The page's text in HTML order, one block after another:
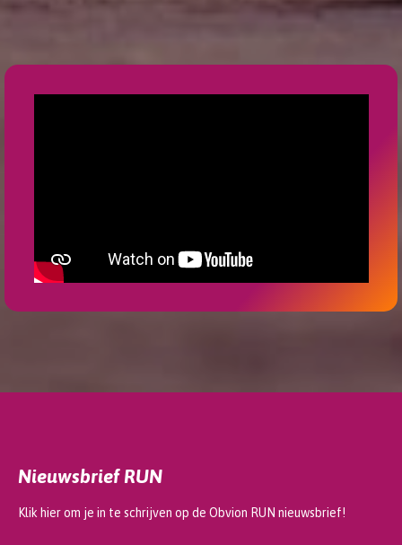
Nieuwsbrief RUN
Klik hier om je in te schrijven op de Obvion RUN nieuwsbrief!